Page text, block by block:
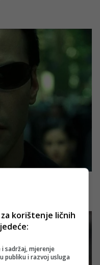
za korištenje ličnih
sadržaj, mjerenje
publiku i razvoj usluga